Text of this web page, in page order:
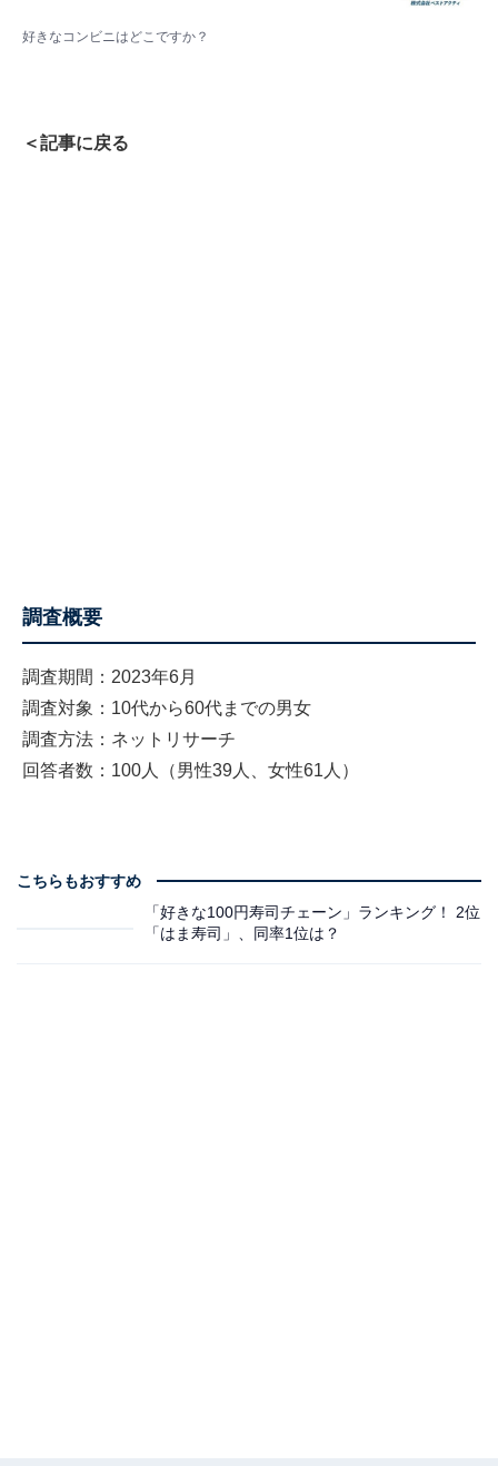
好きなコンビニはどこですか？
＜記事に戻る
調査概要
調査期間：2023年6月
調査対象：10代から60代までの男女
調査方法：ネットリサーチ
回答者数：100人（男性39人、女性61人）
こちらもおすすめ
「好きな100円寿司チェーン」ランキング！ 2位
「はま寿司」、同率1位は？